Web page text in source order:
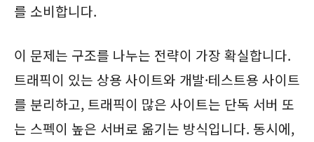
를 소비합니다.
이 문제는 구조를 나누는 전략이 가장 확실합니다.
트래픽이 있는 상용 사이트와 개발·테스트용 사이트
를 분리하고, 트래픽이 많은 사이트는 단독 서버 또
는 스펙이 높은 서버로 옮기는 방식입니다. 동시에,